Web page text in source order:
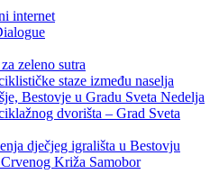
internet
zeleno sutra
staze između naselja
Bestovje u Gradu Sveta Nedelja
dvorišta – Grad Sveta
dječjeg igrališta u Bestovju
Križa Samobor